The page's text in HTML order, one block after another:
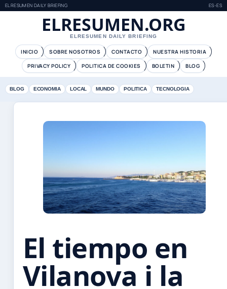
ELRESUMEN DAILY BRIEFING ES-ES
ELRESUMEN.ORG
ELRESUMEN DAILY BRIEFING
INICIO SOBRE NOSOTROS CONTACTO
NUESTRA HISTORIA
PRIVACY POLICY
POLITICA DE COOKIES BOLETIN BLOG
BLOG ECONOMIA LOCAL MUNDO POLITICA TECNOLOGIA
El tiempo en
Vilanova i la